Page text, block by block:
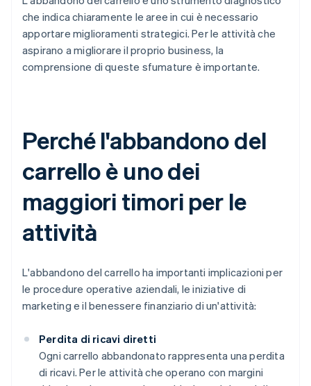
che indica chiaramente le aree in cui è necessario
apportare miglioramenti strategici. Per le attività che
aspirano a migliorare il proprio business, la
comprensione di queste sfumature è importante.
Perché l'abbandono del
carrello è uno dei
maggiori timori per le
attività
L'abbandono del carrello ha importanti implicazioni per
le procedure operative aziendali, le iniziative di
marketing e il benessere finanziario di un'attività:
Perdita di ricavi diretti
Ogni carrello abbandonato rappresenta una perdita
di ricavi. Per le attività che operano con margini